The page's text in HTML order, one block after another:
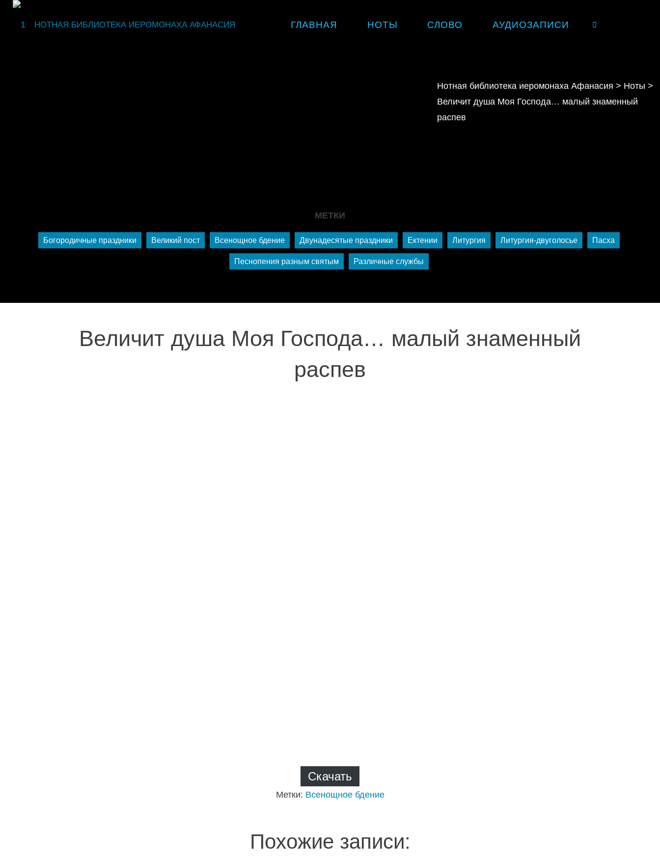
fdsgsdg
НОТНАЯ БИБЛИОТЕКА ИЕРОМОНАХА АФАНАСИЯ
ГЛАВНАЯ НОТЫ СЛОВО АУДИОЗАПИСИ
Нотная библиотека иеромонаха Афанасия > Ноты >
Величит душа Моя Господа… малый знаменный
распев
МЕТКИ
Богородичные праздники Великий пост Всенощное бдение Двунадесятые праздники Ектении Литургия Литургия-двуголосье Пасха
Песнопения разным святым Различные службы
Величит душа Моя Господа… малый знаменный
распев
Скачать
Метки: Всенощное бдение
Похожие записи: